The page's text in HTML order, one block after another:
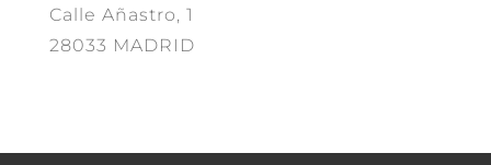
Calle Añastro, 1
28033 MADRID